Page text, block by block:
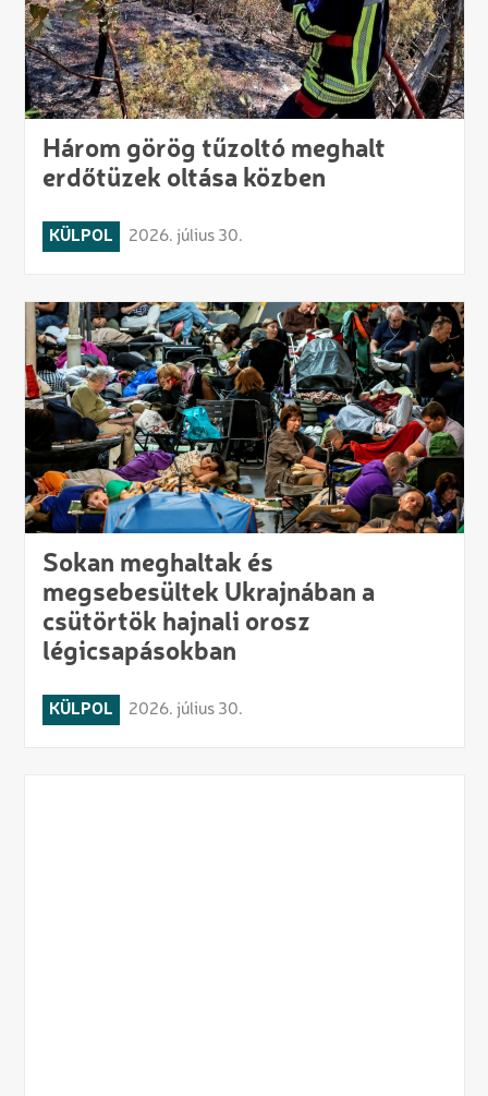
Három görög tűzoltó meghalt
erdőtüzek oltása közben
KÜLPOL 2026. július 30.
Sokan meghaltak és
megsebesültek Ukrajnában a
csütörtök hajnali orosz
légicsapásokban
KÜLPOL 2026. július 30.